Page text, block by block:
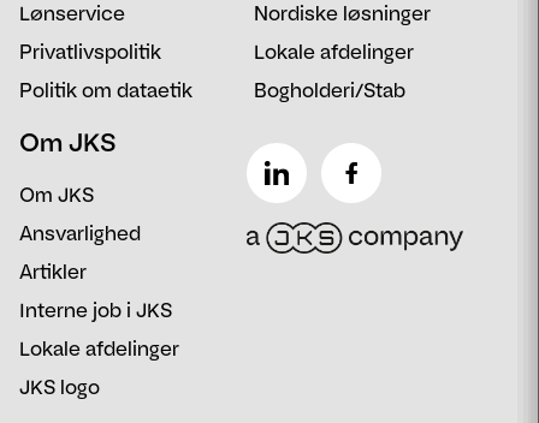
Lønservice
Privatlivspolitik
Politik om dataetik
Nordiske løsninger
Lokale afdelinger
Bogholderi/Stab
Om JKS
Om JKS
Ansvarlighed
Artikler
Interne job i JKS
Lokale afdelinger
JKS logo